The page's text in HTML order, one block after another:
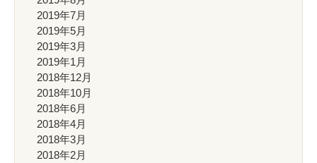
2019年7月
2019年5月
2019年3月
2019年1月
2018年12月
2018年10月
2018年6月
2018年4月
2018年3月
2018年2月